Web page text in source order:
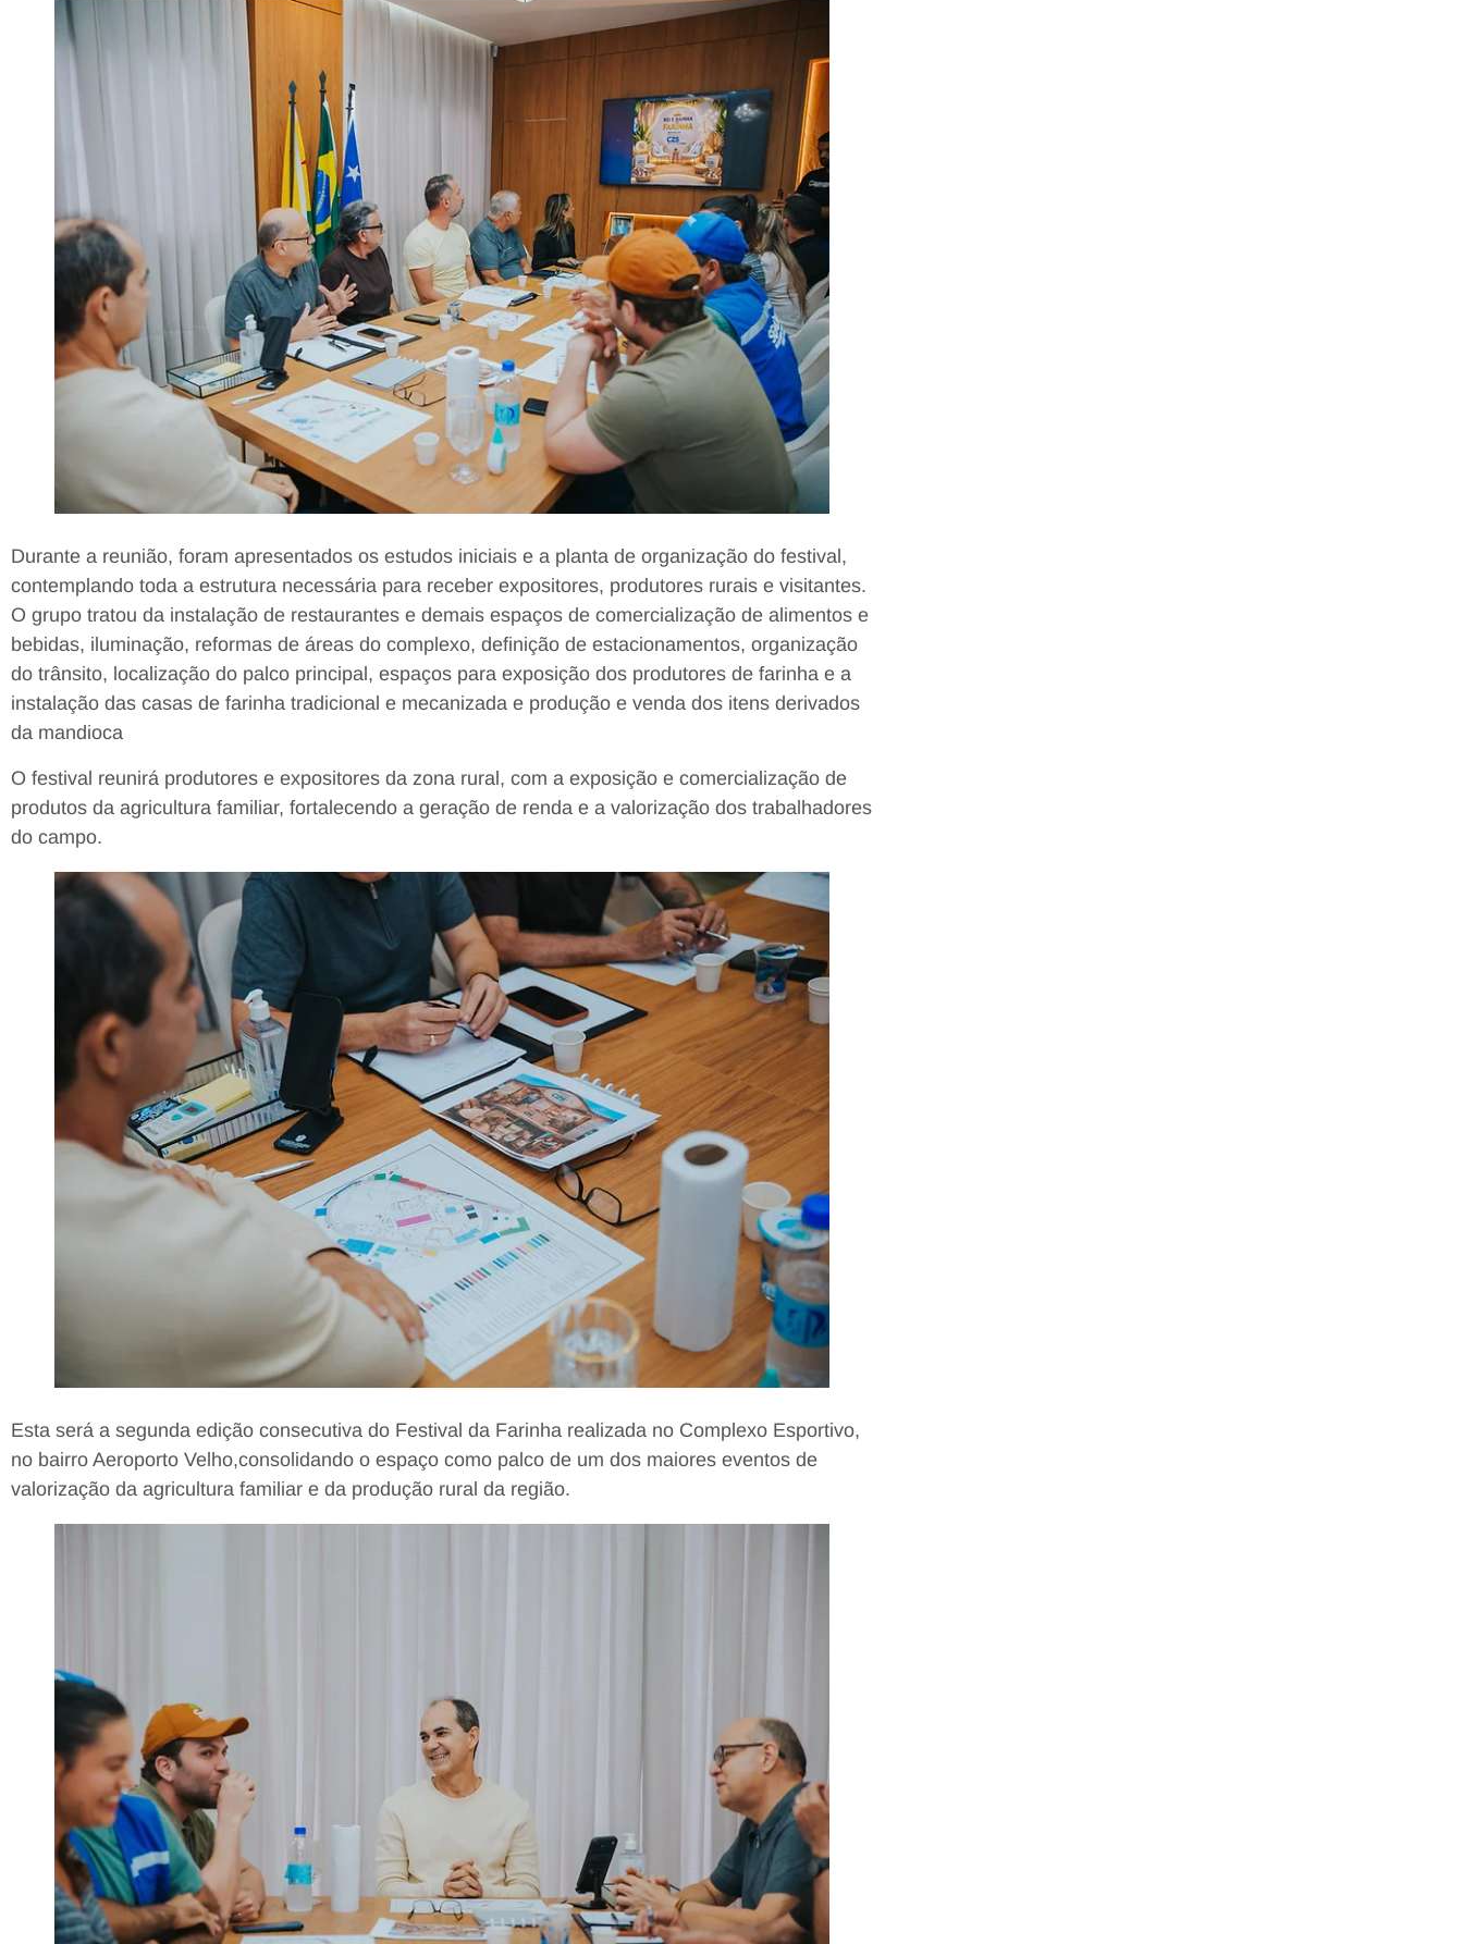
Durante a reunião, foram apresentados os estudos iniciais e a planta de organização do festival,
contemplando toda a estrutura necessária para receber expositores, produtores rurais e visitantes.
O grupo tratou da instalação de restaurantes e demais espaços de comercialização de alimentos e
bebidas, iluminação, reformas de áreas do complexo, definição de estacionamentos, organização
do trânsito, localização do palco principal, espaços para exposição dos produtores de farinha e a
instalação das casas de farinha tradicional e mecanizada e produção e venda dos itens derivados
da mandioca
O festival reunirá produtores e expositores da zona rural, com a exposição e comercialização de
produtos da agricultura familiar, fortalecendo a geração de renda e a valorização dos trabalhadores
do campo.
Esta será a segunda edição consecutiva do Festival da Farinha realizada no Complexo Esportivo,
no bairro Aeroporto Velho,consolidando o espaço como palco de um dos maiores eventos de
valorização da agricultura familiar e da produção rural da região.